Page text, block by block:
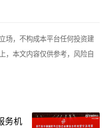
场，不构成本平台任何投资建
，本文内容仅供参考，风险自
务机